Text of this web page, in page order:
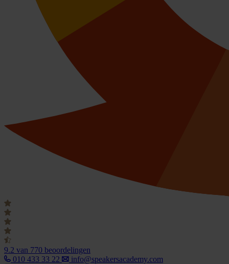
9.2 van 770 beoordelingen
010 433 33 22
info@speakersacademy.com